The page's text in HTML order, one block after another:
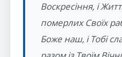
Воскресіння, і
померлих Своїх
Боже наш, і Тобі